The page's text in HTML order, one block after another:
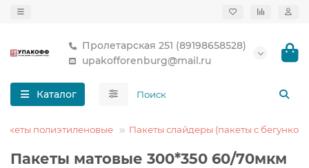
Пролетарская 251 (89198658528)
upakofforenburg@mail.ru
Каталог
полиэтиленовые Пакеты слайдеры (пакеты с бегунком)
Пакеты матовые 300*350 60/70мкм